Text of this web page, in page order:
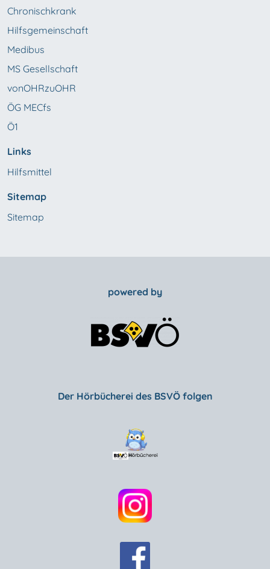
Chronischkrank
Hilfsgemeinschaft
Medibus
MS Gesellschaft
vonOHRzuOHR
ÖG MECfs
Ö1
Links
Hilfsmittel
Sitemap
Sitemap
powered by
Der Hörbücherei des BSVÖ folgen